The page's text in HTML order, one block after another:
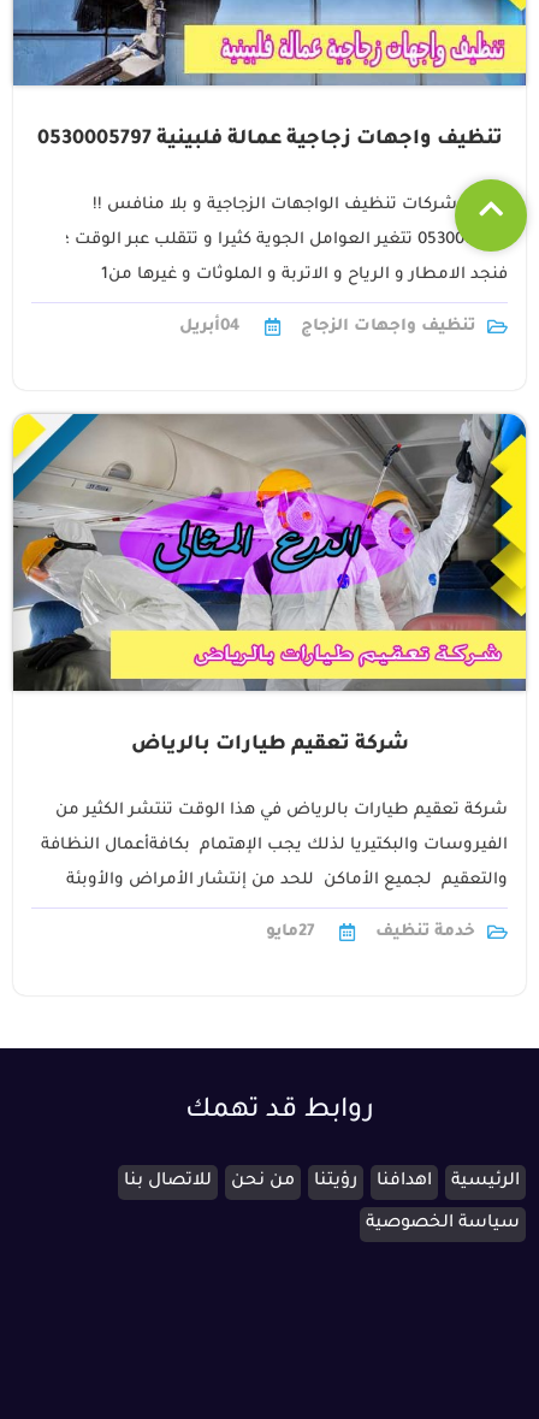
تنظيف واجهات زجاجية عمالة فلبينية 0530005797
أفضل شركات تنظيف الواجهات الزجاجية و بلا منافس !!
0530005797 تتغير العوامل الجوية كثيرا و تتقلب عبر الوقت ؛
فنجد الامطار و الرياح و الاتربة و الملوثات و غيرها من1
تنظيف واجهات الزجاج 04أبريل
شركة تعقيم طيارات بالرياض
شركة تعقيم طيارات بالرياض في هذا الوقت تنتشر الكثير من
الفيروسات والبكتيريا لذلك يجب الإهتمام بكافةأعمال النظافة
والتعقيم لجميع الأماكن للحد من إنتشار الأمراض والأوبئة
وبالنسبة للطيارات يجب تعقيمها بطريقة1
خدمة تنظيف
27مايو
روابط قد تهمك
الرئيسية اهدافنا رؤيتنا من نحن للاتصال بنا
سياسة الخصوصية